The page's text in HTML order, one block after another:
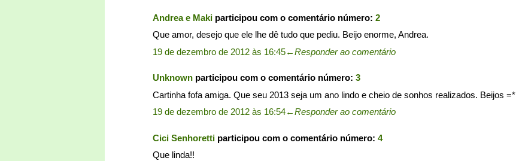
Andrea e Maki participou com o comentário número: 2
Que amor, desejo que ele lhe dê tudo que pediu. Beijo enorme, Andrea.
19 de dezembro de 2012 às 16:45←Responder ao comentário
Unknown participou com o comentário número: 3
Cartinha fofa amiga. Que seu 2013 seja um ano lindo e cheio de sonhos realizados. Beijos =*
19 de dezembro de 2012 às 16:54←Responder ao comentário
Cici Senhoretti participou com o comentário número: 4
Que linda!!